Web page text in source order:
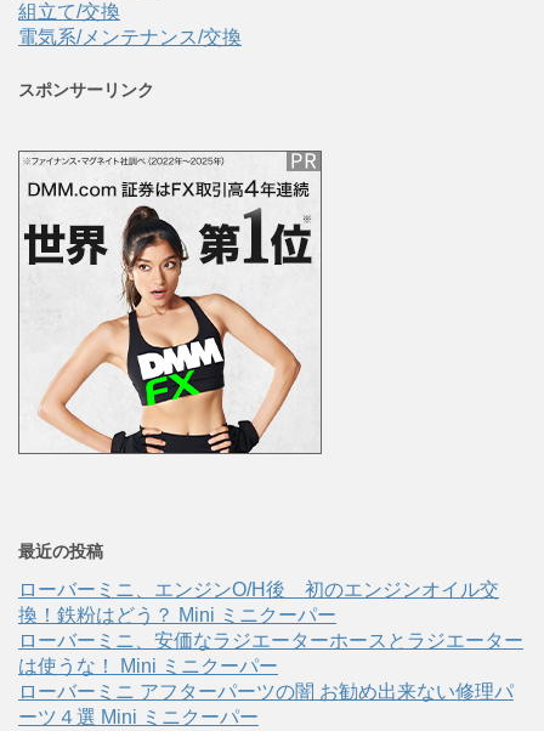
組立て/交換
電気系/メンテナンス/交換
スポンサーリンク
最近の投稿
ローバーミニ、エンジンO/H後 初のエンジンオイル交
換！鉄粉はどう？ Mini ミニクーパー
ローバーミニ、安価なラジエーターホースとラジエーター
は使うな！ Mini ミニクーパー
ローバーミニ アフターパーツの闇 お勧め出来ない修理パ
ーツ４選 Mini ミニクーパー